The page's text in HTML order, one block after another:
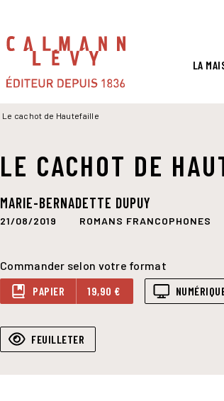
LA
Le cachot de Hautefaille
LE CACHOT DE
MARIE-BERNADETTE DUPUY
21/08/2019 ROMANS FRANCOPHONES
Commander selon votre format
PAPIER
19,90 €
FEUILLETER